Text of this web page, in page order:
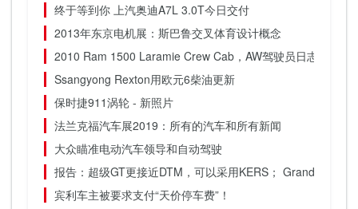
终于等到你 上汽奥迪A7L 3.0T今日交付
2013年东京电机展：斯巴鲁交叉体育设计概念
2010 Ram 1500 Laramie Crew Cab，AW驾驶员日志
Ssangyong Rexton用欧元6柴油更新
保时捷911涡轮 - 新照片
法兰克福汽车展2019：所有的汽车和所有新闻
大众瞄准电动汽车领导和自动驾驶
报告：超级GT更接近DTM，可以采用KERS； Grand Am也
宾利车主被要求支付“天价停车费”！